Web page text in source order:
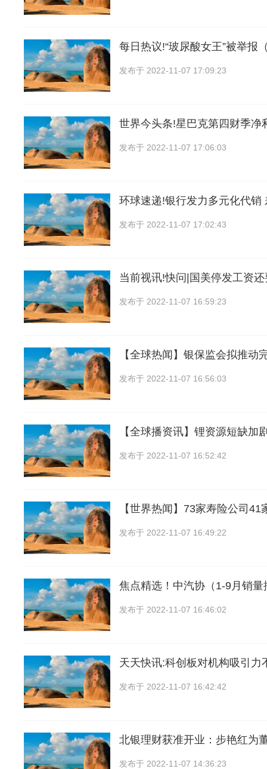
每日热议!“玻尿酸女王”被举报
发布于 2022-11-07 17:09:23
世界今头条!星巴克第四财季净
发布于 2022-11-07 17:06:03
环球速递!银行发力多元化代销
发布于 2022-11-07 17:02:43
当前视讯!快问|国美停发工资
发布于 2022-11-07 16:59:23
【全球热闻】银保监会拟推动
发布于 2022-11-07 16:56:03
【全球播资讯】锂资源短缺加
发布于 2022-11-07 16:52:42
【世界热闻】73家寿险公司41
发布于 2022-11-07 16:49:22
焦点精选！中汽协（1-9月销量
发布于 2022-11-07 16:46:02
天天快讯:科创板对机构吸引力
发布于 2022-11-07 16:42:42
北银理财获准开业：步艳红为
发布于 2022-11-07 14:36:23